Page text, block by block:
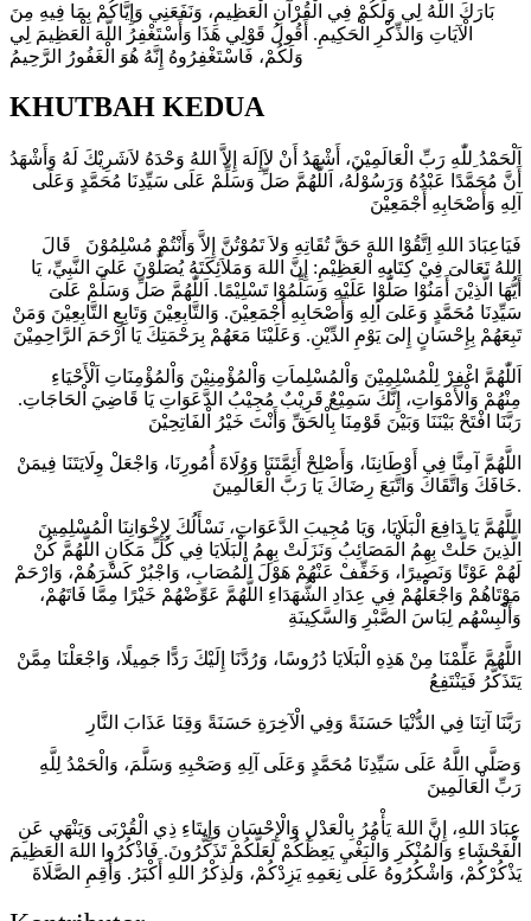
بَارَكَ اللَّهُ لِي وَلَكُمْ فِي الْقُرْآنِ الْعَظِيمِ، وَنَفَعَنِي وَإِيَّاكُمْ بِمَا فِيهِ مِنَ
الْآيَاتِ وَالذِّكْرِ الْحَكِيمِ. أَقُولُ قَوْلِي هَذَا وَأَسْتَغْفِرُ اللَّهَ الْعَظِيمَ لِي
وَلَكُمْ، فَاسْتَغْفِرُوهُ إِنَّهُ هُوَ الْغَفُورُ الرَّحِيمُ
KHUTBAH KEDUA
اَلْحَمْدُ ِللّٰهِ رَبِّ الْعَالَمِيْنَ، أَشْهَدُ أَنْ لاَإِلَهَ إِلاَّ اللهُ وَحْدَهُ لاَشَرِيْكَ لَهُ وَأَشْهَدُ
أَنَّ مُحَمَّدًا عَبْدُهُ وَرَسُوْلُهُ، اَللّٰهُمَّ صَلِّ وَسَلِّمْ عَلَى سَيِّدِنَا مُحَمَّدٍ وَعَلَى
آلِهِ وَأَصْحَابِهِ أَجْمَعِيْنَ
اللهُ تَعَالىَ فِيْ كِتَابِهِ اْلعَظِيْمِ: إِنَّ اللهَ وَمَلاَئِكَتَهُ يُصَلُّوْنَ عَلىَ النَّبِيِّ، يَا
أَيُّهَا الَّذِيْنَ أَمَنُوْا صَلُّوْا عَلَيْهِ وَسَلِّمُوْا تَسْلِيْمًا. اَللّٰهُمَّ صَلِّ وَسَلِّمْ عَلىَ
سَيِّدِنَا مُحَمَّدٍ وَعَلىَ اَلِهِ وَأًصْحَابِهِ أَجْمَعِيْنَ. وَالتَّابِعِيْنَ وَتَابِعِ التَّابِعِيْنَ وَمَنْ
تَبِعَهُمْ بِإِحْسَانٍ إِلىَ يَوْمِ الدِّيْنِ. وَعَلَيْنَا مَعَهُمْ بِرَحْمَتِكَ يَا اَرْحَمَ الرَّاحِمِيْنَ
اَللّٰهُمَّ اغْفِرْ لِلْمُسْلِمِيْنَ وَاْلمُسْلِماَتِ وَاْلمُؤْمِنِيْنَ وَاْلمُؤْمِنَاتِ اَلْأَحْيَاءِ
مِنْهُمْ وَاْلأَمْوَاتِ، إِنَّكَ سَمِيْعٌ قَرِيْبٌ مُجِيْبُ الدَّعَوَاتِ يَا قَاضِيَ اْلحَاجَاتِ.
رَبَّنَا افْتَحْ بَيْنَنَا وَبَيْنَ قَوْمِنَا بِاْلحَقِّ وَأَنْتَ خَيْرُ اْلفَاتِحِيْنَ
خَافَكَ وَاتَّقَاكَ وَاتَّبَعَ رِضَاكَ يَا رَبَّ الْعَالَمِينَ.
اللَّهُمَّ يَا دَافِعَ الْبَلَايَا، وَيَا مُجِيبَ الدَّعَوَاتِ، نَسْأَلُكَ لِإِخْوَانِنَا الْمُسْلِمِينَ
الَّذِينَ حَلَّتْ بِهِمُ الْمَصَائِبُ وَنَزَلَتْ بِهِمُ الْبَلَايَا فِي كُلِّ مَكَانٍ اللَّهُمَّ كُنْ
لَهُمْ عَوْنًا وَنَصِيرًا، وَخَفِّفْ عَنْهُمْ هَوْلَ الْمُصَابِ، وَاجْبُرْ كَسْرَهُمْ، وَارْحَمْ
مَوْتَاهُمْ وَاجْعَلْهُمْ فِي عِدَادِ الشُّهَدَاءِ اللَّهُمَّ عَوِّضْهُمْ خَيْرًا مِمَّا فَاتَهُمْ،
وَأَلْبِسْهُم لِبَاسَ الصَّبْرِ وَالسَّكِينَةِ
اللَّهُمَّ عَلِّمْنَا مِنْ هَذِهِ الْبَلَايَا دُرُوسًا، وَرُدَّنَا إِلَيْكَ رَدًّا جَمِيلًا، وَاجْعَلْنَا مِمَّنْ
يَتَذَكَّرُ فَيَنْتَفِعُ
رَبَّنَا آتِنَا فِي الدُّنْيَا حَسَنَةً وَفِي الْآخِرَةِ حَسَنَةً وَقِنَا عَذَابَ النَّارِ
وَصَلَّى اللَّهُ عَلَى سَيِّدِنَا مُحَمَّدٍ وَعَلَى آلِهِ وَصَحْبِهِ وَسَلَّمَ، وَالْحَمْدُ لِلَّهِ
رَبِّ الْعَالَمِينَ
عِبَادَ اللهِ، إِنَّ اللهَ يَأْمُرُ بِالْعَدْلِ وَالْإِحْسَانِ وَإِيتَاءِ ذِي الْقُرْبَى وَيَنْهَى عَنِ
الْفَحْشَاءِ وَالْمُنْكَرِ وَالْبَغْيِ يَعِظُكُمْ لَعَلَّكُمْ تَذَكَّرُونَ. فَاذْكُرُوا اللهَ الْعَظِيمَ
يَذْكُرْكُمْ، وَاشْكُرُوهُ عَلَى نِعَمِهِ يَزِدْكُمْ، وَلَذِكْرُ اللهِ أَكْبَرُ. وَأَقِمِ الصَّلَاةَ